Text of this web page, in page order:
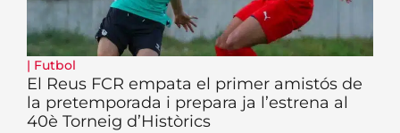
| Futbol
El Reus FCR empata el primer amistós de
la pretemporada i prepara ja l’estrena al
40è Torneig d’Històrics